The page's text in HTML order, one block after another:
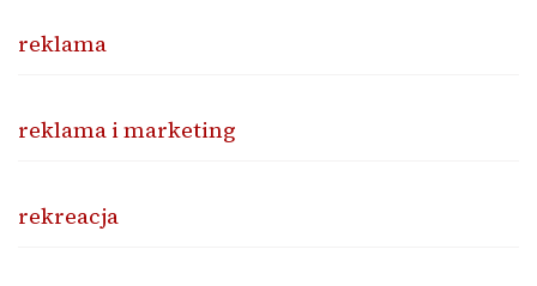
reklama
reklama i marketing
rekreacja